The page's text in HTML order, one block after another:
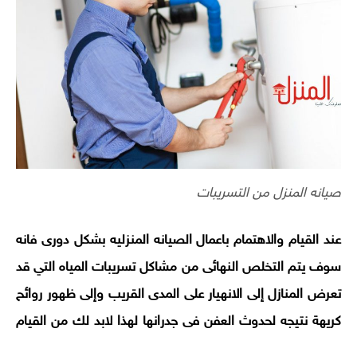
صيانه المنزل من التسريبات
عند القيام والاهتمام باعمال الصيانه المنزليه بشكل دورى فانه
سوف يتم التخلص النهائى من مشاكل تسريبات المياه التي قد
تعرض المنازل إلى الانهيار على المدى القريب وإلى ظهور روائح
كريهة نتيجه لحدوث العفن فى جدرانها لهذا لابد لك من القيام